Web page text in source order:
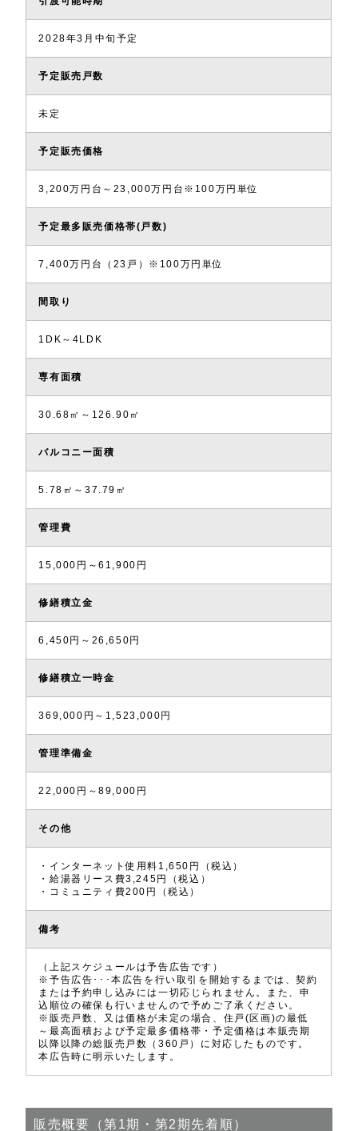
2028年3月中旬予定
予定販売戸数
未定
予定販売価格
3,200万円台～23,000万円台※100万円単位
予定最多販売価格帯(戸数)
7,400万円台（23戸）※100万円単位
間取り
1DK～4LDK
専有面積
30.68㎡～126.90㎡
バルコニー面積
5.78㎡～37.79㎡
管理費
15,000円～61,900円
修繕積立金
6,450円～26,650円
修繕積立一時金
369,000円～1,523,000円
管理準備金
22,000円～89,000円
その他
・インターネット使用料1,650円（税込）
・給湯器リース費3,245円（税込）
・コミュニティ費200円（税込）
備考
（上記スケジュールは予告広告です）
※予告広告･･･本広告を行い取引を開始するまでは、契約
または予約申し込みには一切応じられません。また、申
込順位の確保も行いませんので予めご了承ください。
※販売戸数、又は価格が未定の場合、住戸(区画)の最低
～最高面積および予定最多価格帯・予定価格は本販売期
以降以降の総販売戸数（360戸）に対応したものです。
本広告時に明示いたします。
販売概要（第1期・第2期先着順）